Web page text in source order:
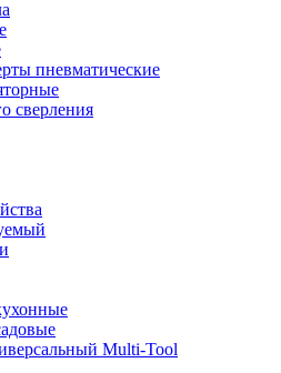
пневматические
сверления
Multi-Tool